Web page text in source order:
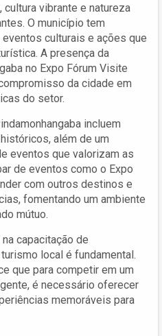
vibrante e natureza
O município tem
culturais e ações que
A presença da
no Expo Fórum Visite
da cidade em
do setor.
incluem
além de um
eventos que valorizam as
de eventos como o Expo
com outros destinos e
fomentando um ambiente
mútuo.
capacitação de
local é fundamental.
que para competir em um
é necessário oferecer
memoráveis para